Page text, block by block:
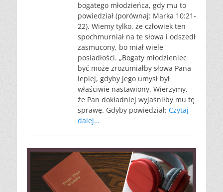
bogatego młodzieńca, gdy mu to
powiedział (porównaj: Marka 10:21-
22). Wiemy tylko, że człowiek ten
spochmurniał na te słowa i odszedł
zasmucony, bo miał wiele
posiadłości. „Bogaty młodzieniec
być może zrozumiałby słowa Pana
lepiej, gdyby jego umysł był
właściwie nastawiony. Wierzymy,
że Pan dokładniej wyjaśniłby mu tę
sprawę. Gdyby powiedział: Czytaj
dalej…